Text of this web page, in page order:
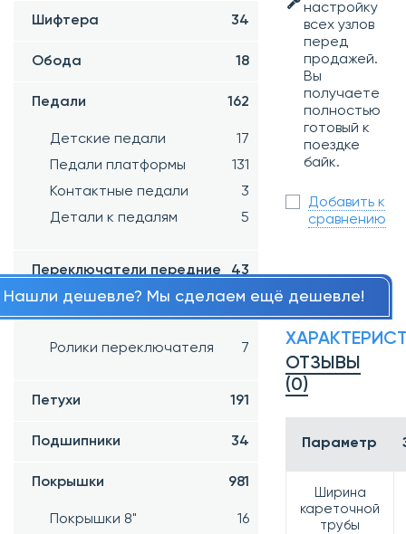
Шифтера 34
Обода 18
Педали 162
Детские педали
17
Педали платформы
131
Контактные педали
3
Детали к педалям
5
Переключатели передние 43
Ролики переключателя 7
Петухи 191
Подшипники 34
Покрышки 981
Покрышки 8"
16
настройку
всех узлов
перед
продажей.
Вы
получаете
полностью
готовый к
поездке
байк.
Добавить к
сравнению
Нашли дешевле? Мы сделаем ещё дешевле!
ОТЗЫВЫ
(0)
Параметр
Ширина
кареточной
трубы